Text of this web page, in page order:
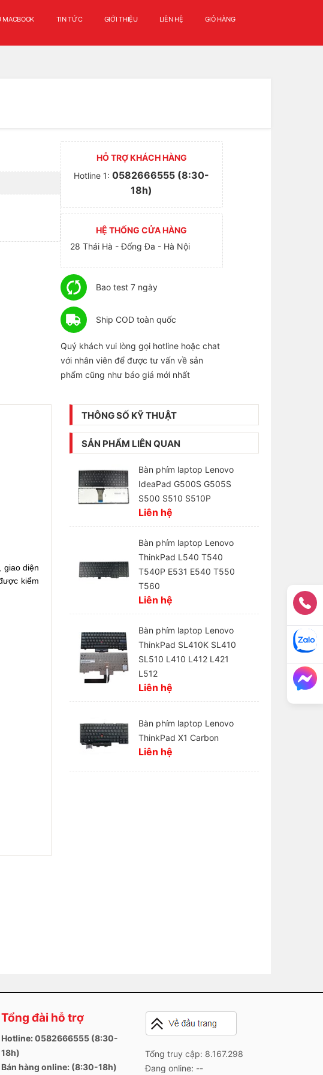
MACBOOK TIN TỨC GIỚI THIỆU LIÊN HỆ GIỎ HÀNG
HỖ TRỢ KHÁCH HÀNG
Hotline 1:0582666555 (8:30-
18h)
HỆ THỐNG CỬA HÀNG
28 Thái Hà - Đống Đa - Hà Nội
Bao test 7 ngày
Ship COD toàn quốc
Quý khách vui lòng gọi hotline hoặc chat
với nhân viên để được tư vấn về sản
phẩm cũng như báo giá mới nhất
giao diện
kiểm
THÔNG SỐ KỸ THUẬT
SẢN PHẨM LIÊN QUAN
Bàn phím laptop Lenovo
IdeaPad G500S G505S
S500 S510 S510P
Liên hệ
Bàn phím laptop Lenovo
ThinkPad L540 T540
T540P E531 E540 T550
T560
Liên hệ
Bàn phím laptop Lenovo
ThinkPad SL410K SL410
SL510 L410 L412 L421
L512
Liên hệ
Bàn phím laptop Lenovo
ThinkPad X1 Carbon
Liên hệ
Tổng đài hỗ trợ
Hotline: 0582666555 (8:30-
18h)
Bán hàng online: (8:30-18h)
Tổng truy cập: 8.167.298
Đang online: --